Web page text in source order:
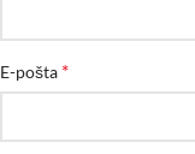
E-pošta *